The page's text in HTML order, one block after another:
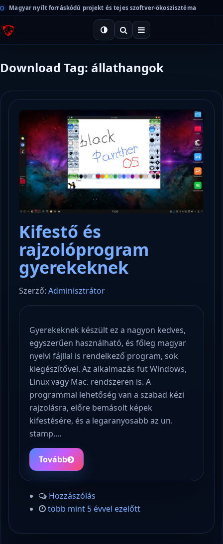
Magyar nyílt forráskódú projekt és tejes szoftver-ökoszisztéma
Download Tag: állathangok
Kifestő és
rajzolóprogram
gyerekeknek
Szerző: Adminisztrátor
Gyerekeknek készült ez a nagyon kedves,
egyszerűen használható, és főleg magyar
nyelvi fájllal is rendelkező program, sok
kiegészítővel. Az alkalmazás fut Windows,
Linux vagy Mac. rendszeren is. A
programmal lehetőség van a szabad kézi
rajzolásra, előre bemásolt képek
kifestésére, és a legaranyosabb az un.
stamp,…
Tovább
Hozzászólás
több mint 5 évvel ezelőtt